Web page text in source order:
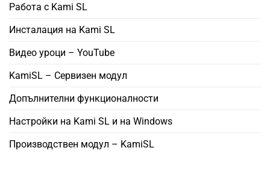
Работа с Kami SL
Инсталация на Kami SL
Видео уроци – YouTube
KamiSL – Сервизен модул
Допълнителни функционалности
Настройки на Kami SL и на Windows
Производствен модул – KamiSL